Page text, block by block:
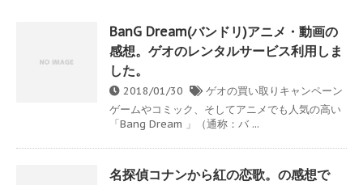
BanG Dream(バンドリ)アニメ・動画の
感想。ゲオのレンタルサービス利用しま
した。
2018/01/30
ゲオの買い取りキャンペーン
ゲームやコミック、そしてアニメでも人気の高い
「Bang Dream 」（通称：バ ...
名探偵コナンから紅の恋歌。の感想で